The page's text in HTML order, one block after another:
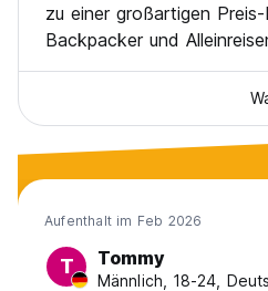
zu einer großartigen
Backpacker und
Aufenthalt im Feb 2026
T Tommy